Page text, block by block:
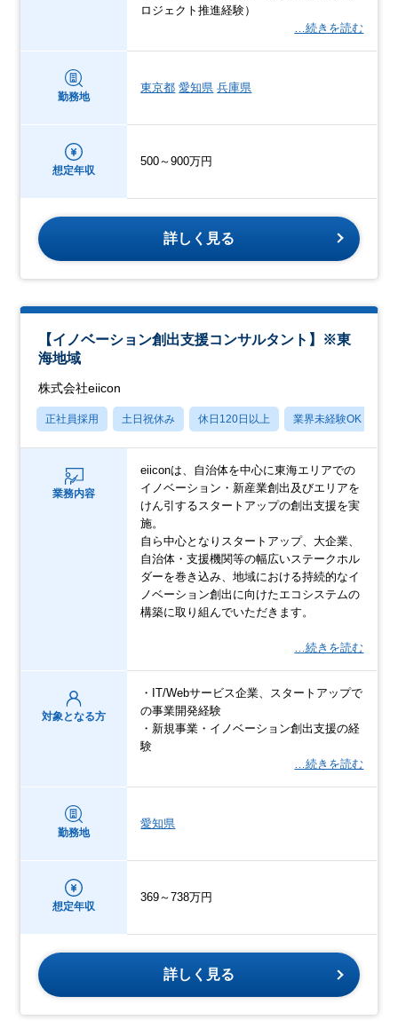
ロジェクト推進経験）
…続きを読む
勤務地
東京都 愛知県 兵庫県
想定年収
500～900万円
詳しく見る
【イノベーション創出支援コンサルタント】※東
海地域
株式会社eiicon
正社員採用 土日祝休み 休日120日以上 業界未経験OK
業務内容
eiiconは、自治体を中心に東海エリアでの
イノベーション・新産業創出及びエリアを
けん引するスタートアップの創出支援を実
施。
自ら中心となりスタートアップ、大企業、
自治体・支援機関等の幅広いステークホル
ダーを巻き込み、地域における持続的なイ
ノベーション創出に向けたエコシステムの
構築に取り組んでいただきます。
…続きを読む
対象となる方
・IT/Webサービス企業、スタートアップで
の事業開発経験
・新規事業・イノベーション創出支援の経
験
…続きを読む
勤務地
愛知県
想定年収
369～738万円
詳しく見る